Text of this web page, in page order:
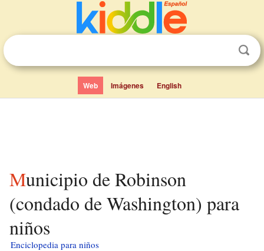
Web Imágenes English
Municipio de Robinson
(condado de Washington) para
niños
Enciclopedia para niños